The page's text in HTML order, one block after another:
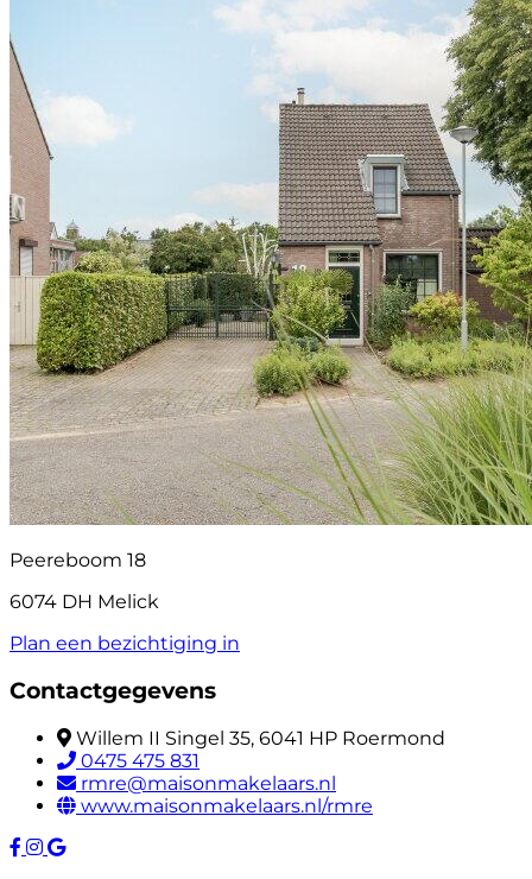
Peereboom 18
6074 DH Melick
Plan een bezichtiging in
Contactgegevens
Willem II Singel 35, 6041 HP Roermond
0475 475 831
rmre@maisonmakelaars.nl
www.maisonmakelaars.nl/rmre